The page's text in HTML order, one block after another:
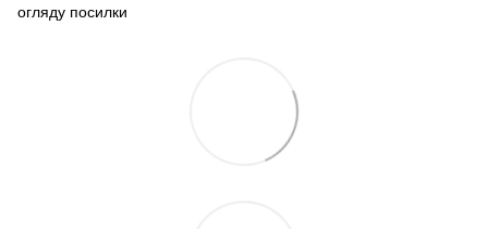
огляду посилки